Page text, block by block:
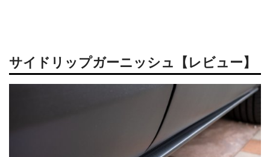
サイドリップガーニッシュ【レビュー】